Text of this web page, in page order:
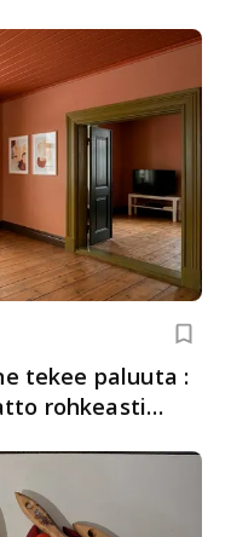
tekee paluuta :
rohkeasti